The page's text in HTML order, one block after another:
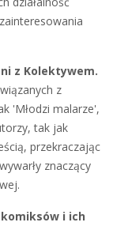
z Kolektywem.
z
'Młodzi malarze',
tak jak
przekraczając
znaczący
i ich